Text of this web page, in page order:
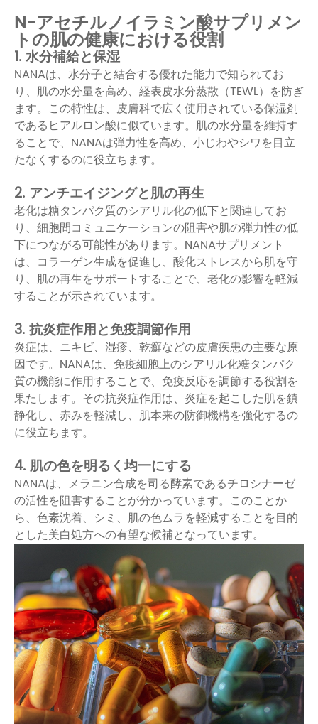
N-アセチルノイラミン酸サプリメン
トの肌の健康における役割
1. 水分補給と保湿
NANAは、水分子と結合する優れた能力で知られてお
り、肌の水分量を高め、経表皮水分蒸散（TEWL）を防ぎ
ます。この特性は、皮膚科で広く使用されている保湿剤
であるヒアルロン酸に似ています。肌の水分量を維持す
ることで、NANAは弾力性を高め、小じわやシワを目立
たなくするのに役立ちます。
2. アンチエイジングと肌の再生
老化は糖タンパク質のシアリル化の低下と関連してお
り、細胞間コミュニケーションの阻害や肌の弾力性の低
下につながる可能性があります。NANAサプリメント
は、コラーゲン生成を促進し、酸化ストレスから肌を守
り、肌の再生をサポートすることで、老化の影響を軽減
することが示されています。
3. 抗炎症作用と免疫調節作用
炎症は、ニキビ、湿疹、乾癬などの皮膚疾患の主要な原
因です。NANAは、免疫細胞上のシアリル化糖タンパク
質の機能に作用することで、免疫反応を調節する役割を
果たします。その抗炎症作用は、炎症を起こした肌を鎮
静化し、赤みを軽減し、肌本来の防御機構を強化するの
に役立ちます。
4. 肌の色を明るく均一にする
NANAは、メラニン合成を司る酵素であるチロシナーゼ
の活性を阻害することが分かっています。このことか
ら、色素沈着、シミ、肌の色ムラを軽減することを目的
とした美白処方への有望な候補となっています。